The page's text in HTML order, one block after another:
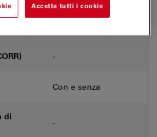
-
Con e senza
di
-
Accetta tutti i cookie